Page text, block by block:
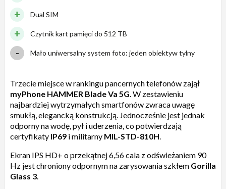
Dual SIM
Czytnik kart pamięci do 512 TB
Mało uniwersalny system foto: jeden obiektyw tylny
Trzecie miejsce w rankingu pancernych telefonów zajął
myPhone HAMMER Blade Va 5G. W zestawieniu
najbardziej wytrzymałych smartfonów zwraca uwagę
smukłą, elegancką konstrukcją. Jednocześnie jest jednak
odporny na wodę, pył i uderzenia, co potwierdzają
certyfikaty IP69 i militarny MIL-STD-810H.
Ekran IPS HD+ o przekątnej 6,56 cala z odświeżaniem 90
Hz jest chroniony odpornym na zarysowania szkłem Gorilla
Glass 3.